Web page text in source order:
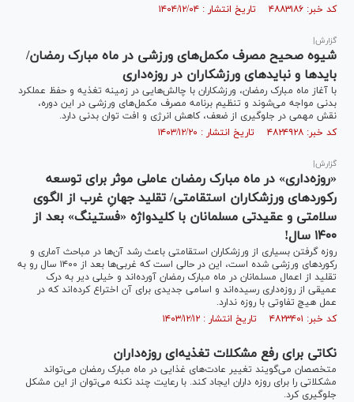
کد خبر: ۴۸۸۳۱۸۶ تاریخ انتشار : ۱۴۰۴/۱۲/۰۴
گزارش|
شیوه صحیح مصرف مکمل‌های ورزشی در ماه مبارک رمضان/
بایدها و نبایدهای ورزشکاران در روزه‌داری
با آغاز ماه مبارک رمضان، ورزشکاران با چالش‌هایی در زمینه تغذیه و حفظ عملکرد
بدنی مواجه می‌شوند و تنظیم برنامه مصرف مکمل‌های ورزشی در این دوره،
نقش مهمی در جلوگیری از ضعف، کاهش انرژی و افت توان بدنی دارد.
کد خبر: ۴۸۲۴۹۲۸ تاریخ انتشار : ۱۴۰۳/۱۲/۲۰
گزارش|
«روزه‌داری» در ماه مبارک رمضان عاملی موثر برای توسعه
رکوردهای ورزشکاران استقامتی/ تقلید جهانِ غرب از الگوی
سلامتی و عقیدتی مسلمانان با کلیدواژه «فستینگ» بعد از
۱۴۰۰ سال!
روزه گرفتن بسیاری از ورزشکاران استقامتی باعث رشد آن‌ها در مباحث آماری و
رکوردهای ورزشی شده است،‌ این در حالی است که غربی‌ها بعد از ۱۴۰۰ سال رو به
تقلید از اعمال مسلمانان در ماه مبارک رمضان آورده‌اند و خیلی دیر به درک
عمیقی از روزه‌داری رسیده‌اند و اسامی جدیدی برای آن اختراع کرده‌اند که در
عمل هیچ تفاوتی با روزه ندارد.
کد خبر: ۴۸۲۳۴۰۱ تاریخ انتشار : ۱۴۰۳/۱۲/۱۲
نکاتی برای رفع مشکلات تغذیه‌ای روزه‌داران
متخصصان می‌گویند تغییر عادت‌های غذایی در ماه مبارک رمضان می‌تواند
مشکلاتی را برای روزه داران ایجاد کند. با رعایت چند نکنه می‌توان از این مشکل
جلوگیری کرد.